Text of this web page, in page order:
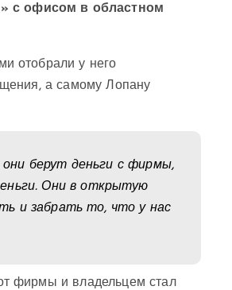
с офисом в областном
отобрали у него
а самому Лопану
берут деньги с фирмы,
Они в открытую
и забрать то, что у нас
фирмы и владельцем стал